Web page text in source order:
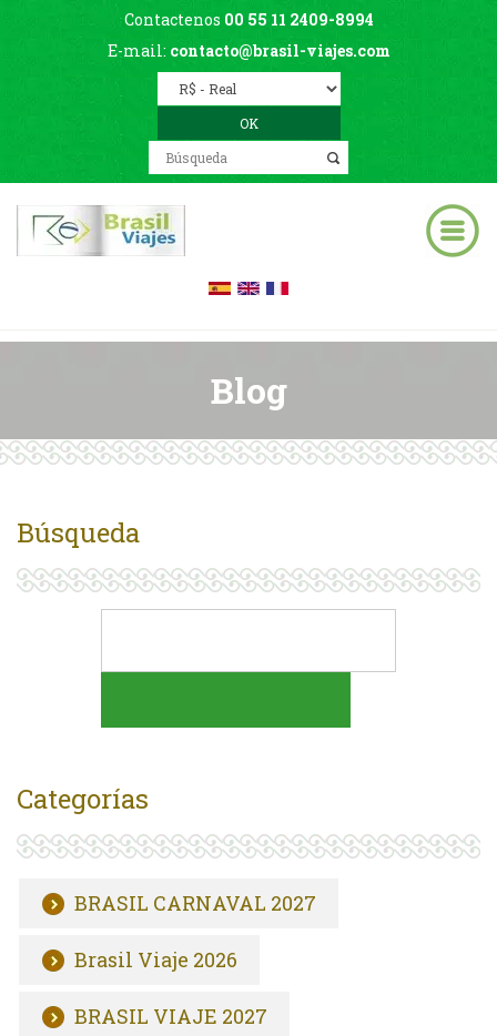
Contactenos 00 55 11 2409-8994
E-mail: contacto@brasil-viajes.com
Blog
Búsqueda
Categorías
BRASIL CARNAVAL 2027
Brasil Viaje 2026
BRASIL VIAJE 2027